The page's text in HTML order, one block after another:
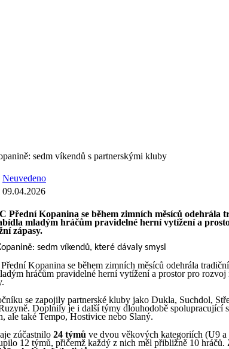
sedm víkendů s partnerskými kluby
Neuvedeno
09.04.2026
Přední Kopanina se během zimních měsíců odehrála
mladým hráčům pravidelné herní vytížení a
zápasy.
sedm víkendů, které dávaly smysl
Kopanina se během zimních měsíců odehrála
hráčům pravidelné herní vytížení a prostor pro
se zapojily partnerské kluby jako Dukla, Suchdol,
Doplnily je i další týmy dlouhodobě spolupracující
ale také Tempo, Hostivice nebo Slaný.
zúčastnilo 24 týmů ve dvou věkových kategoriích (U9
12 týmů, přičemž každý z nich měl přibližně 10